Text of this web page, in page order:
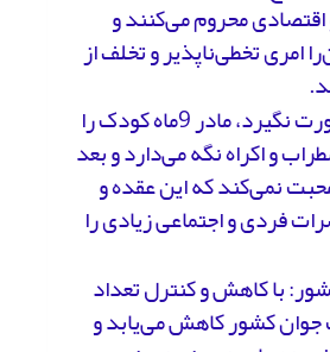
اقتصادی محروم می‌کنند و
امری تخطی‌ناپذیر و تخلف از
اگر سقط‌جنین صورت نگیرد، مادر 9ماه کودک را
و اکراه نگه می‌دارد و بعد
نمی‌کند که این عقده و
فردی و اجتماعی زیادی را
با کاهش و کنترل تعداد
جوان کشور کاهش می‌یابد و